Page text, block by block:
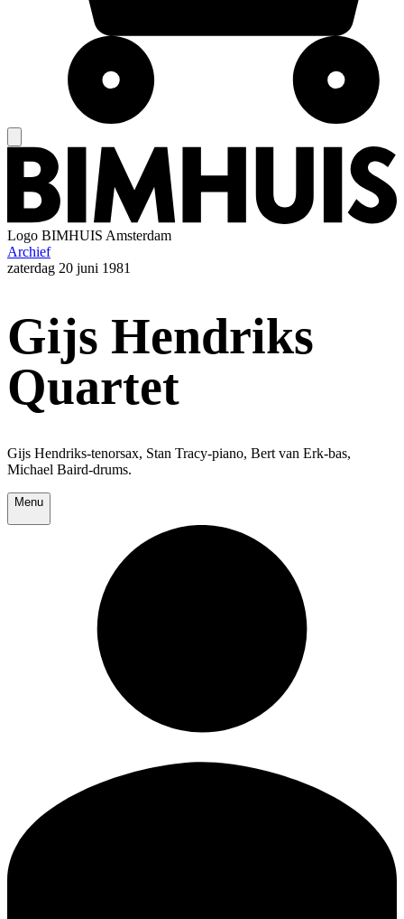
Logo BIMHUIS Amsterdam
Archief
zaterdag 20 juni 1981
Gijs Hendriks
Quartet
Gijs Hendriks-tenorsax, Stan Tracy-piano, Bert van Erk-bas,
Michael Baird-drums.
Menu